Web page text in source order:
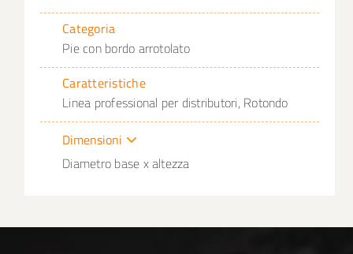
Categoria
Pie con bordo arrotolato
Caratteristiche
Linea professional per distributori, Rotondo
Dimensioni
Diametro base x altezza